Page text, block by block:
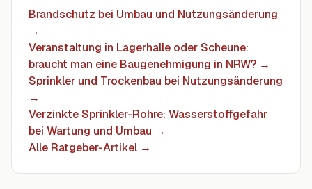
Brandschutz bei Umbau und Nutzungsänderung
→
Veranstaltung in Lagerhalle oder Scheune:
braucht man eine Baugenehmigung in NRW? →
Sprinkler und Trockenbau bei Nutzungsänderung
→
Verzinkte Sprinkler-Rohre: Wasserstoffgefahr
bei Wartung und Umbau →
Alle Ratgeber-Artikel →